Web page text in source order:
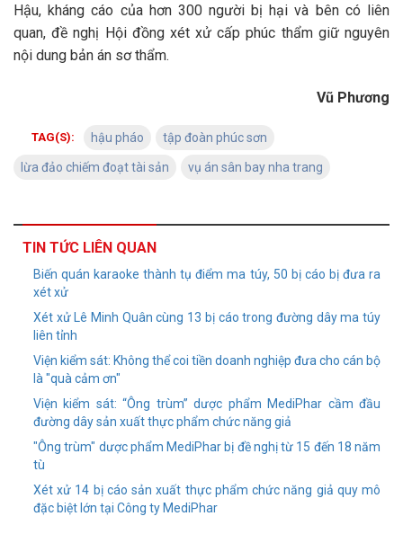
Hậu, kháng cáo của hơn 300 người bị hại và bên có liên
quan, đề nghị Hội đồng xét xử cấp phúc thẩm giữ nguyên
nội dung bản án sơ thẩm.
Vũ Phương
TAG(S): hậu pháo tập đoàn phúc sơn
lừa đảo chiếm đoạt tài sản vụ án sân bay nha trang
TIN TỨC LIÊN QUAN
Biến quán karaoke thành tụ điểm ma túy, 50 bị cáo bị đưa ra
xét xử
Xét xử Lê Minh Quân cùng 13 bị cáo trong đường dây ma túy
liên tỉnh
Viện kiểm sát: Không thể coi tiền doanh nghiệp đưa cho cán bộ
là "quà cảm ơn"
Viện kiểm sát: “Ông trùm” dược phẩm MediPhar cầm đầu
đường dây sản xuất thực phẩm chức năng giả
"Ông trùm" dược phẩm MediPhar bị đề nghị từ 15 đến 18 năm
tù
Xét xử 14 bị cáo sản xuất thực phẩm chức năng giả quy mô
đặc biệt lớn tại Công ty MediPhar